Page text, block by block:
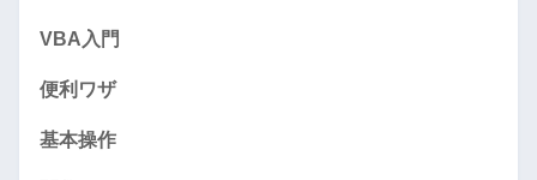
VBA入門
便利ワザ
基本操作